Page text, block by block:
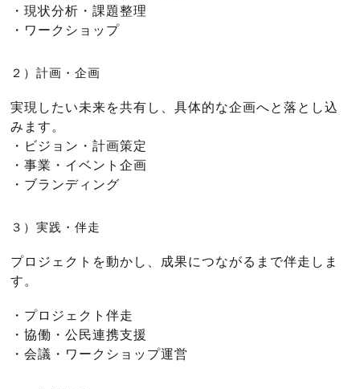
・現状分析・課題整理
・ワークショップ
２）計画・企画
実現したい未来を共有し、具体的な企画へと落とし込
みます。
・ビジョン・計画策定
・事業・イベント企画
・ブランディング
３）実践・伴走
プロジェクトを動かし、成果につながるまで伴走しま
す。
・プロジェクト伴走
・協働・公民連携支援
・会議・ワークショップ運営